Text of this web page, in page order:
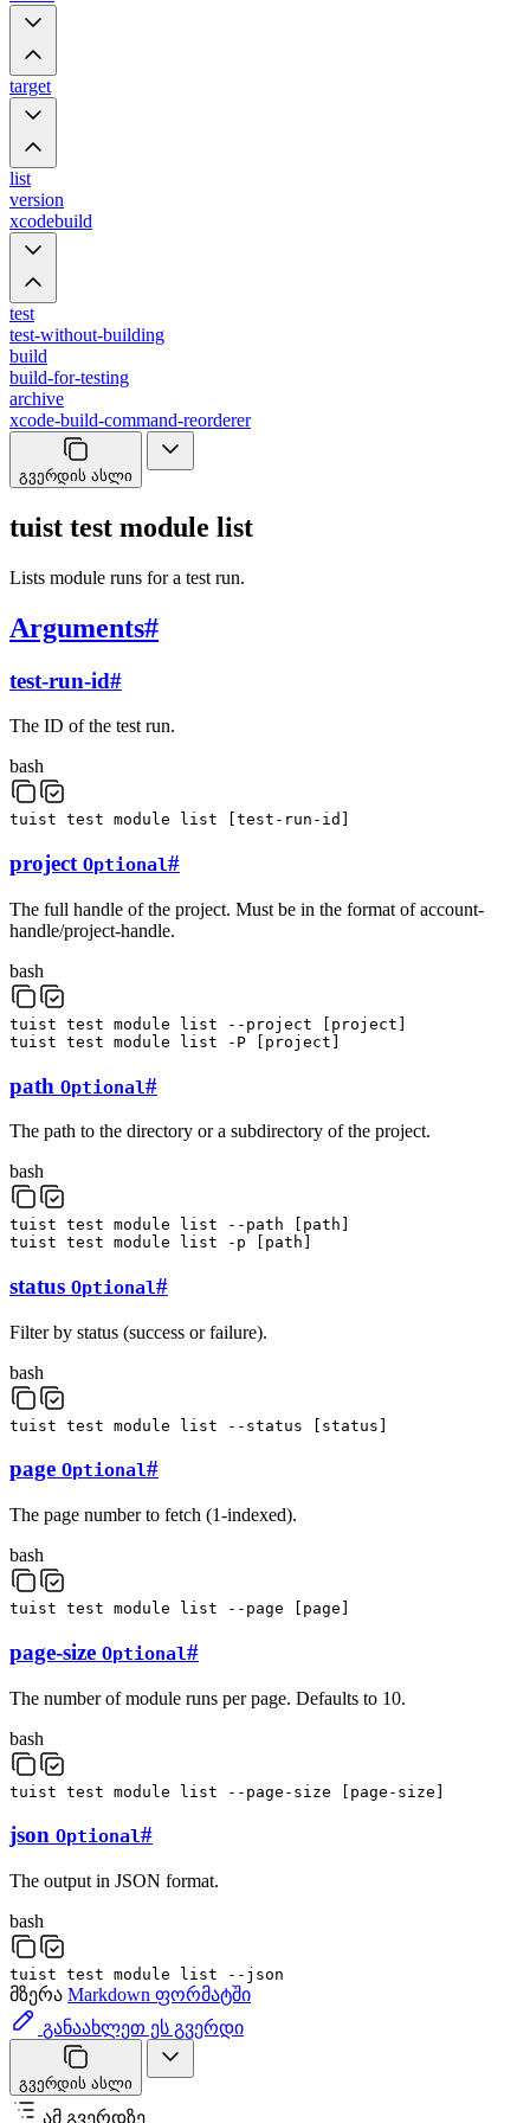
target
list
version
xcodebuild
test
test-without-building
build
build-for-testing
archive
xcode-build-command-reorderer
გვერდის ასლი
tuist test module list
Lists module runs for a test run.
Arguments#
test-run-id#
The ID of the test run.
bash
tuist test module list test-run-id
project Optional#
The full handle of the project. Must be in the format of account-
handle/project-handle.
bash
tuist test module list --project project
tuist test module list -P project
path Optional#
The path to the directory or a subdirectory of the project.
bash
tuist test module list --path path
tuist test module list -p path
status Optional#
Filter by status (success or failure).
bash
tuist test module list --status [ status ]
page Optional#
The page number to fetch (1-indexed).
bash
tuist test module list --page page
page-size Optional#
The number of module runs per page. Defaults to 10.
bash
tuist test module list --page-size [ page-size ]
json Optional#
The output in JSON format.
bash
tuist test module list --json
მზერა Markdown ფორმატში
განაახლეთ ეს გვერდი
გვერდის ასლი
ამ გვერდზე